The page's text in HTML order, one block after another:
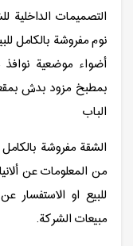
التصميمات
نوم مفروشة بالكامل
أضواء موضعية نوافذ
بمطبخ مزود بدش
الباب
الشقة مفروشة
من المعلومات عن
للبيع او الاستفسار
مبيعات الشركة.